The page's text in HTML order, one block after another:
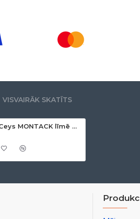
VISVAIRĀK SKATĪTS
Līme Ceys MONTACK līmē momentāli, 100 g